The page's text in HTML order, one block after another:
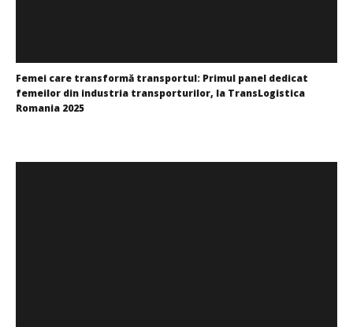
Femei care transformă transportul: Primul panel dedicat
femeilor din industria transporturilor, la TransLogistica
Romania 2025